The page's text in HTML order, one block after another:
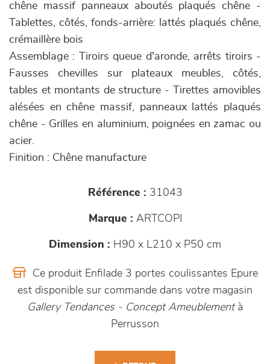
chêne massif panneaux aboutés plaqués chêne -
Tablettes, côtés, fonds-arrière: lattés plaqués chêne,
crémaillère bois
Assemblage : Tiroirs queue d'aronde, arrêts tiroirs -
Fausses chevilles sur plateaux meubles, côtés,
tables et montants de structure - Tirettes amovibles
alésées en chêne massif, panneaux lattés plaqués
chêne - Grilles en aluminium, poignées en zamac ou
acier.
Finition : Chêne manufacture
Référence : 31043
Marque : ARTCOPI
Dimension : H90 x L210 x P50 cm
Ce produit Enfilade 3 portes coulissantes Epure
est disponible sur commande dans votre magasin
Gallery Tendances - Concept Ameublement à
Perrusson